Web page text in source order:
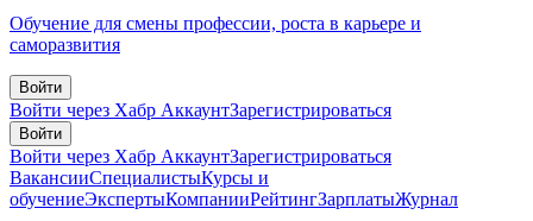
Обучение для смены профессии, роста в карьере и
саморазвития
Войти
Войти через Хабр АккаунтЗарегистрироваться
Войти
Войти через Хабр АккаунтЗарегистрироваться
ВакансииСпециалистыКурсы и
обучениеЭкспертыКомпанииРейтингЗарплатыЖурнал